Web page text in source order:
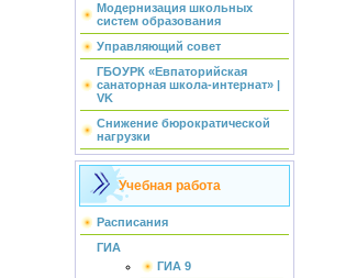
Модернизация школьных
систем образования
Управляющий совет
ГБОУРК «Евпаторийская
санаторная школа-интернат» |
VK
Снижение бюрократической
нагрузки
Учебная работа
Расписания
ГИА
ГИА 9